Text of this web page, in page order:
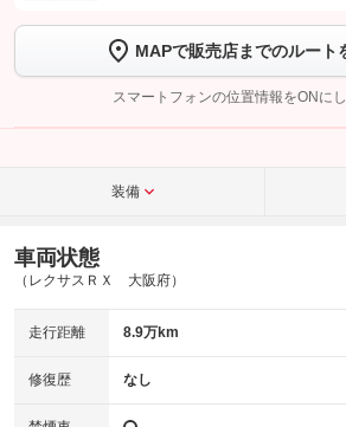
トーク画面で
ボタンをタップして問
完了してください。
こちら
MAPで販売店までのルート
スマートフォンの位置情報をONに
装備
車両状態
（レクサスＲＸ 大阪府）
走行距離 8.9万km
修復歴 なし